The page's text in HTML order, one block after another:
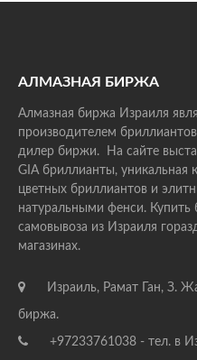
АЛМАЗНАЯ БИРЖА
Алмазная биржа Израиля
производителем
дилер биржи. На сайте
GIA бриллианты, уникальная
цветных бриллиантов и
натуральными фенси. Купить
самовывоза из Израиля
магазинах.
Израиль, Рамат Ган, З.
биржа.
+97233761038 - тел. в